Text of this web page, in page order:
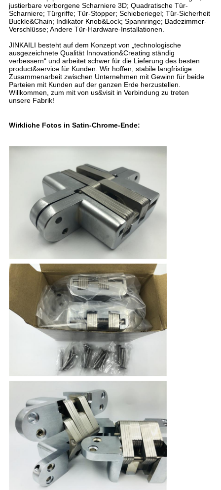
justierbare verborgene Scharniere 3D; Quadratische Tür-
Scharniere; Türgriffe; Tür-Stopper; Schieberiegel; Tür-Sicherheit
Buckle&Chain; Indikator Knob&Lock; Spannringe; Badezimmer-
Verschlüsse; Andere Tür-Hardware-Installationen.
JINKAILI besteht auf dem Konzept von „technologische
ausgezeichnete Qualität Innovation&Creating ständig
verbessern“ und arbeitet schwer für die Lieferung des besten
product&service für Kunden. Wir hoffen, stabile langfristige
Zusammenarbeit zwischen Unternehmen mit Gewinn für beide
Parteien mit Kunden auf der ganzen Erde herzustellen.
Willkommen, zum mit von us&visit in Verbindung zu treten
unsere Fabrik!
Wirkliche Fotos in Satin-Chrome-Ende: